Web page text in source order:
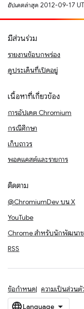
อัปเดตล่าสุด 2012-09-17
มีส่วนร่วม
รายงานข้อบกพร่อง
ดูประเด็นที่เปิดอยู่
เนื้อหาที่เกี่ยวข้อง
การอัปเดต Chromium
กรณีศึกษา
เก็บถาวร
พอดแคสต์และรายการ
ติดตาม
@ChromiumDev บน X
YouTube
Chrome สำหรับนักพัฒนา
RSS
ข้อกำหนด ความเป็นส่วนตั